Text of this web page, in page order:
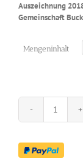
Auszeichnung
Gemeinschaft
Mengeninhalt
%
vol.